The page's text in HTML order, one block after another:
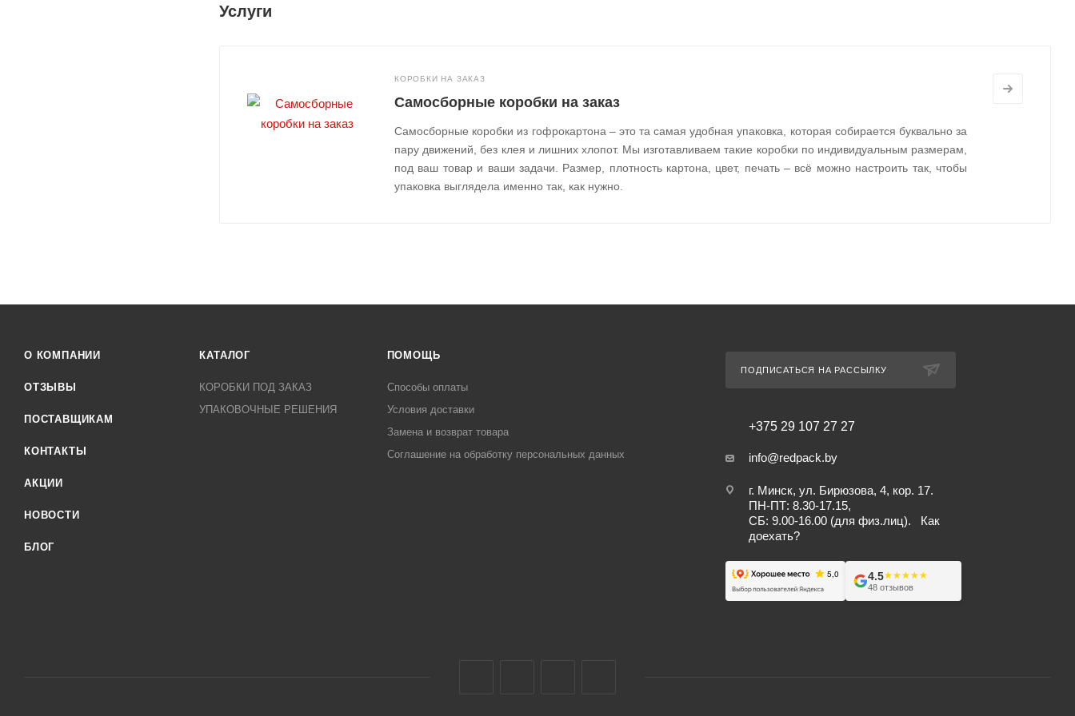
Услуги
КОРОБКИ НА ЗАКАЗ
Самосборные коробки на заказ
Самосборные коробки из гофрокартона – это та самая удобная упаковка, которая собирается буквально за
пару движений, без клея и лишних хлопот. Мы изготавливаем такие коробки по индивидуальным размерам,
под ваш товар и ваши задачи. Размер, плотность картона, цвет, печать – всё можно настроить так, чтобы
упаковка выглядела именно так, как нужно.
О КОМПАНИИ
ОТЗЫВЫ
ПОСТАВЩИКАМ
КОНТАКТЫ
АКЦИИ
НОВОСТИ
БЛОГ
КАТАЛОГ
КОРОБКИ ПОД ЗАКАЗ
УПАКОВОЧНЫЕ РЕШЕНИЯ
ПОМОЩЬ
Способы оплаты
Условия доставки
Замена и возврат товара
Соглашение на обработку персональных данных
ПОДПИСАТЬСЯ НА РАССЫЛКУ
+375 29 107 27 27
info@redpack.by
г. Минск, ул. Бирюзова, 4, кор. 17.
ПН-ПТ: 8.30-17.15,
СБ: 9.00-16.00 (для физ.лиц). Как
доехать?
4.5★★★★★
★★★★★
48 отзывов